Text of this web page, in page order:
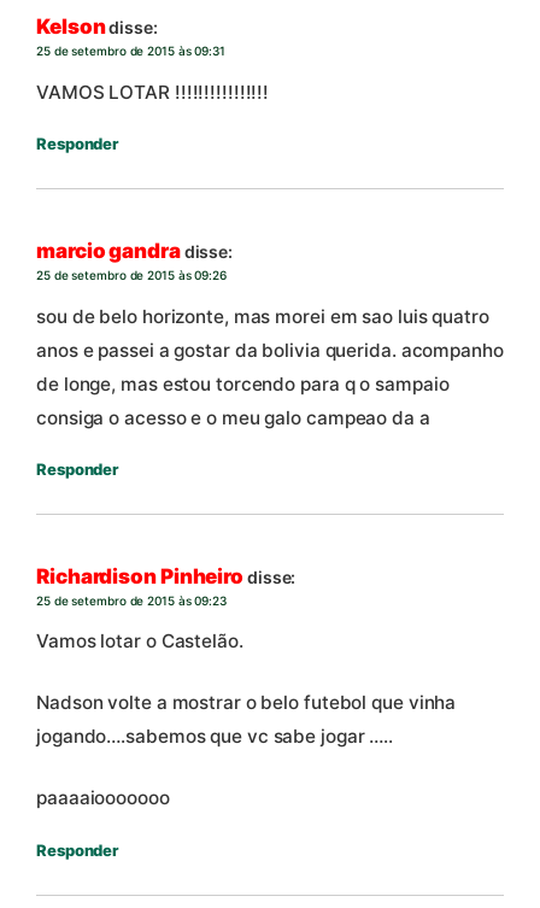
Kelsondisse:
25 de setembro de 2015 às 09:31
VAMOS LOTAR !!!!!!!!!!!!!!!!
Responder
marcio gandradisse:
25 de setembro de 2015 às 09:26
sou de belo horizonte, mas morei em sao luis quatro
anos e passei a gostar da bolivia querida. acompanho
de longe, mas estou torcendo para q o sampaio
consiga o acesso e o meu galo campeao da a
Responder
Richardison Pinheiro disse:
25 de setembro de 2015 às 09:23
Vamos lotar o Castelão.
Nadson volte a mostrar o belo futebol que vinha
jogando….sabemos que vc sabe jogar …..
paaaaiooooooo
Responder